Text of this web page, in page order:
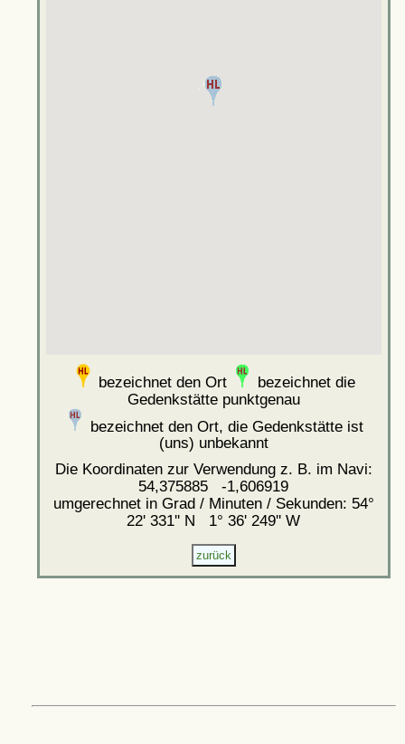
bezeichnet den Ort
bezeichnet die
Gedenkstätte punktgenau
bezeichnet den Ort, die Gedenkstätte ist
(uns) unbekannt
Die Koordinaten zur Verwendung z. B. im Navi:
54,375885 -1,606919
umgerechnet in Grad / Minuten / Sekunden: 54°
22' 331'' N 1° 36' 249'' W